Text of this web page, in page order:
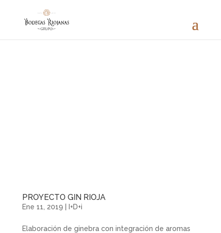
PROYECTO GIN RIOJA
Ene 11, 2019 I+D+i
Elaboración de ginebra con integración de aromas